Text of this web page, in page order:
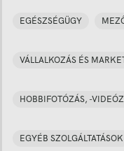
EGÉSZSÉGÜGY
VÁLLALKOZÁS ÉS
HOBBIFOTÓZÁS, -
EGYÉB SZOLGÁLTATÁSOK